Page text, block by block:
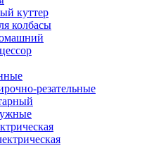
куттер
колбасы
резательные